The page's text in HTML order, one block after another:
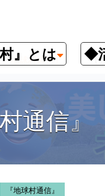
』とは ◆
『地球村通信』 【
通信』
『地球村通信』